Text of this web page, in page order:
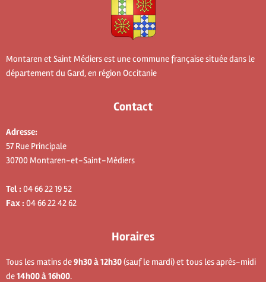
Montaren et Saint Médiers est une commune française située dans le
département du Gard, en région Occitanie
Contact
Adresse:
57 Rue Principale
30700 Montaren-et-Saint-Médiers
Tel :04 66 22 19 52
Fax :04 66 22 42 62
Horaires
Tous les matins de9h30 à 12h30(sauf le mardi) et tous les après-midi
de14h00 à 16h00.